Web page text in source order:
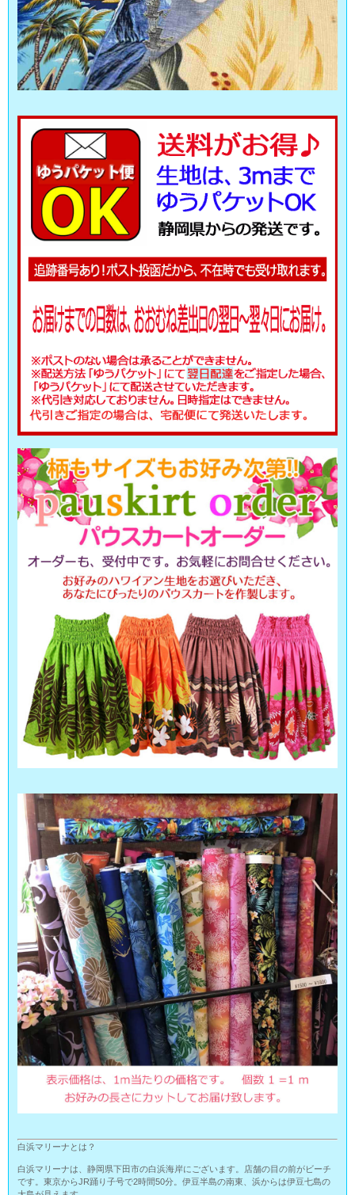
白浜マリーナとは？
白浜マリーナは、静岡県下田市の白浜海岸にございます。店舗の目の前がビーチ
です。東京からJR踊り子号で2時間50分。伊豆半島の南東、浜からは伊豆七島の